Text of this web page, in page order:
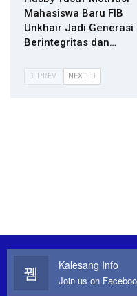
Mahasiswa Baru FIB
Unkhair Jadi Generasi
Berintegritas dan…
PREV NEXT
Kalesang Info
Join us on